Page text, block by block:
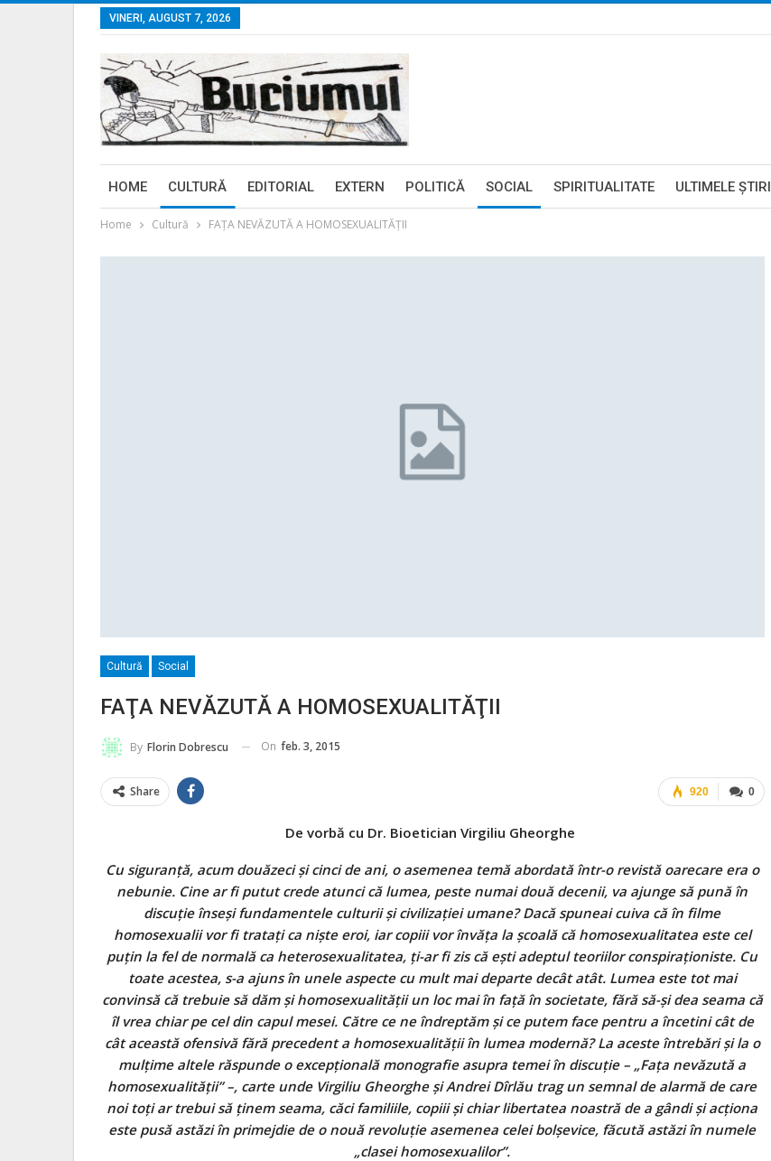
VINERI, AUGUST 7, 2026
HOME CULTURĂ EDITORIAL EXTERN POLITICĂ SOCIAL SPIRITUALITATE ULTIMELE ŞTIRI
Home Cultură FAŢA NEVĂZUTĂ A HOMOSEXUALITĂŢII
Cultură Social
FAŢA NEVĂZUTĂ A HOMOSEXUALITĂŢII
By Florin Dobrescu On feb. 3, 2015
0
920
Share
De vorbă cu Dr. Bioetician Virgiliu Gheorghe
Cu siguranţă, acum douăzeci și cinci de ani, o asemenea temă abordată într-o revistă oarecare era o
nebunie. Cine ar fi putut crede atunci că lumea, peste numai două decenii, va ajunge să pună în
discuţie înseşi fundamentele culturii şi civilizaţiei umane? Dacă spuneai cuiva că în filme
homosexualii vor fi trataţi ca nişte eroi, iar copiii vor învăţa la şcoală că homosexualitatea este cel
puţin la fel de normală ca heterosexualitatea, ți-ar fi zis că eşti adeptul teoriilor conspiraţioniste. Cu
toate acestea, s-a ajuns în unele aspecte cu mult mai departe decât atât. Lumea este tot mai
convinsă că trebuie să dăm şi homosexualităţii un loc mai în faţă în societate, fără să-şi dea seama că
îl vrea chiar pe cel din capul mesei. Către ce ne îndreptăm şi ce putem face pentru a încetini cât de
cât această ofensivă fără precedent a homosexualităţii în lumea modernă? La aceste întrebări şi la o
mulţime altele răspunde o excepţională monografie asupra temei în discuţie – „Faţa nevăzută a
homosexualităţii” –, carte unde Virgiliu Gheorghe şi Andrei Dîrlău trag un semnal de alarmă de care
noi toţi ar trebui să ţinem seama, căci familiile, copiii şi chiar libertatea noastră de a gândi şi acţiona
este pusă astăzi în primejdie de o nouă revoluţie asemenea celei bolșevice, făcută astăzi în numele
„clasei homosexualilor”.